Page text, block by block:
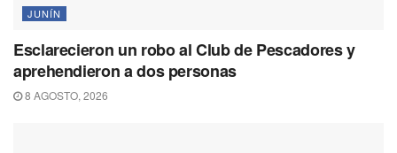
JUNÍN
Esclarecieron un robo al Club de Pescadores y
aprehendieron a dos personas
8 AGOSTO, 2026